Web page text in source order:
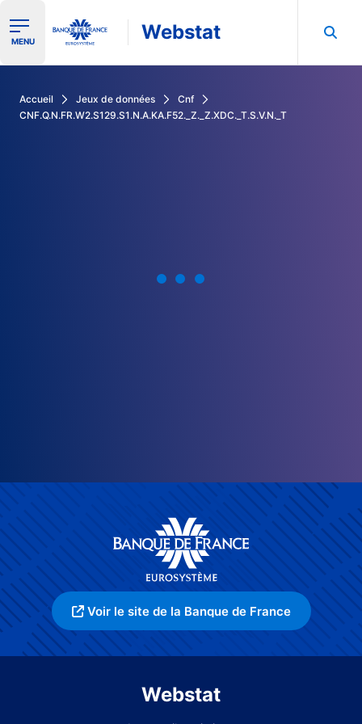
Ouvrir le menu de navigation
MENU Webstat
Accueil Jeux de données
Cnf
CNF.Q.N.FR.W2.S129.S1.N.A.KA.F52._Z._Z.XDC._T.S.V.N._T
Voir le site de la Banque de France
Webstat